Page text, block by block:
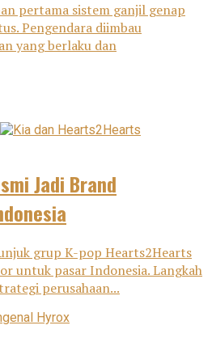
pertama sistem ganjil genap
Pengendara diimbau
yang berlaku dan
Jadi Brand
grup K-pop Hearts2Hearts
untuk pasar Indonesia. Langkah
perusahaan...